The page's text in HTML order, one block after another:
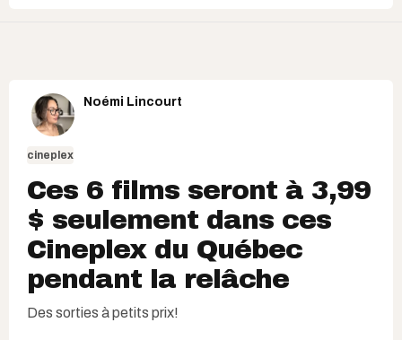
Noémi Lincourt
cineplex
Ces 6 films seront à 3,99
$ seulement dans ces
Cineplex du Québec
pendant la relâche
Des sorties à petits prix!